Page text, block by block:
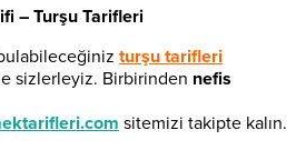
– Turşu Tarifleri
turşu tarifleri
sizlerleyiz. Birbirinden nefis
sitemizi takipte kalın.